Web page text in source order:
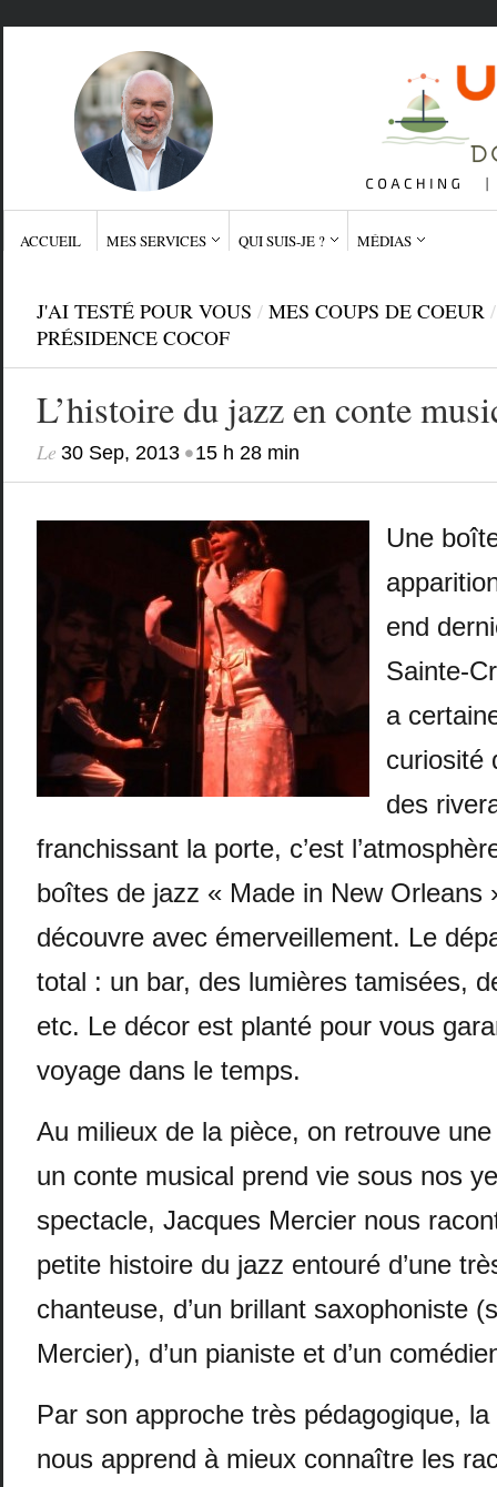
ACCUEIL MES SERVICES QUI SUIS-JE ? MÉDIAS
J'AI TESTÉ POUR VOUS / MES COUPS DE COEUR /
PRÉSIDENCE COCOF
L’histoire du jazz en conte
Le 30 Sep, 2013•15 h 28 min
Une
end
Sainte-
a
curiosité
des
franchissant la porte, c’est
boîtes de jazz « Made in New Orleans
découvre avec émerveillement. Le
total : un bar, des lumières tamisées,
etc. Le décor est planté pour vous
voyage dans le temps.
Au milieux de la pièce, on retrouve
un conte musical prend vie sous nos
spectacle, Jacques Mercier nous
petite histoire du jazz entouré d’une
chanteuse, d’un brillant saxophoniste
Mercier), d’un pianiste et d’un
Par son approche très pédagogique,
nous apprend à mieux connaître les